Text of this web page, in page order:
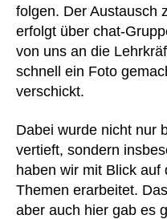
folgen. Der Austausch
erfolgt über chat-
von uns an die
schnell ein Foto
verschickt.
Dabei wurde nicht nur
vertieft, sondern
haben wir mit Blick auf
Themen erarbeitet.
aber auch hier gab es